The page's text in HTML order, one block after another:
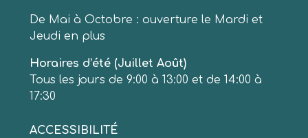
De Mai à Octobre : ouverture le Mardi et
Jeudi en plus
Horaires d’été (Juillet Août)
Tous les jours de 9:00 à 13:00 et de 14:00 à
17:30
ACCESSIBILITÉ